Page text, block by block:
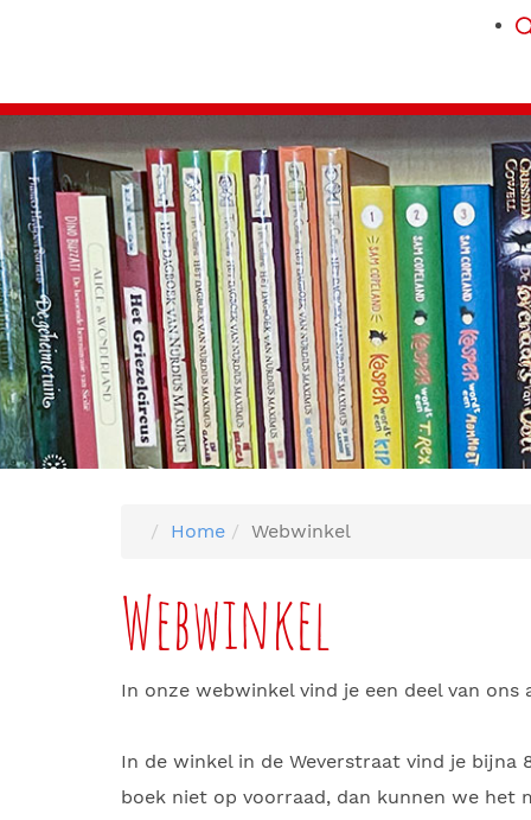
Home Webwinkel
Webwinkel
In onze webwinkel vind je een deel van ons
In de winkel in de Weverstraat vind je bijna
boek niet op voorraad, dan kunnen we het